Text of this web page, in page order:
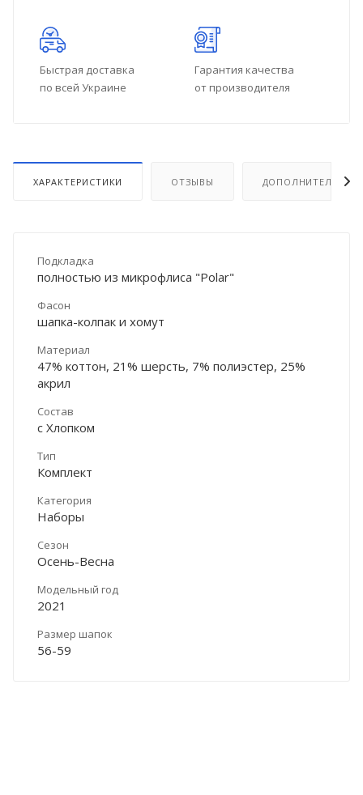
Быстрая доставка
по всей Украине
Гарантия качества
от производителя
ХАРАКТЕРИСТИКИ ОТЗЫВЫ ДОПОЛНИТЕЛЬНО
Подкладка
полностью из микрофлиса "Polar"
Фасон
шапка-колпак и хомут
Материал
47% коттон, 21% шерсть, 7% полиэстер, 25%
акрил
Состав
с Хлопком
Тип
Комплект
Категория
Наборы
Сезон
Осень-Весна
Модельный год
2021
Размер шапок
56-59